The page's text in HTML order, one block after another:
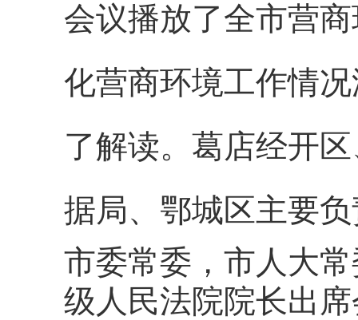
会议播放了全市营
化营商环境工作情
了解读。葛店经开
据局、鄂城区主要
市委常委，市人大
级人民法院院长出